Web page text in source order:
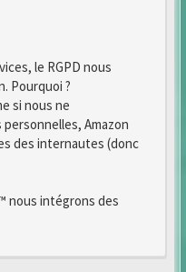
le RGPD nous
Pourquoi ?
si nous ne
Amazon
des internautes (donc
nous intégrons des